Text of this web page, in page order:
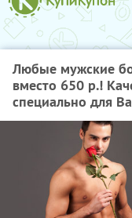
Любые мужские
вместо 650 р.!
специально для